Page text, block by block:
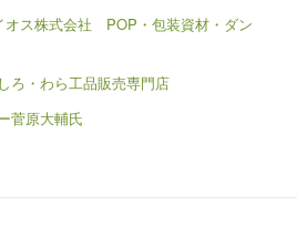
ス株式会社 POP・包装資材・ダン
・わら工品販売専門店
菅原大輔氏